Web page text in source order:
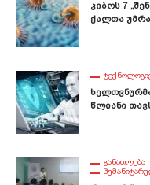
Კიბოს 7
Ქალთა
Წლიანი
ᲒᲐᲜᲐᲗᲚᲔᲑᲐ